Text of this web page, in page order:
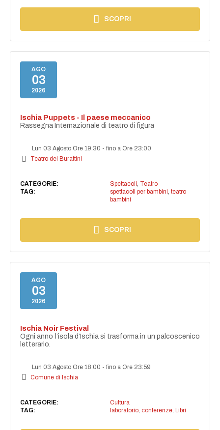
SCOPRI
AGO
03
2026
Ischia Puppets - Il paese meccanico
Rassegna Internazionale di teatro di figura
Lun 03 Agosto Ore 19:30 -fino a Ore 23:00
Teatro dei Burattini
CATEGORIE: Spettacoli, Teatro
TAG:
spettacoli per bambini, teatro
bambini
SCOPRI
AGO
03
2026
Ischia Noir Festival
Ogni anno l’isola d’Ischia si trasforma in un palcoscenico
letterario.
Lun 03 Agosto Ore 18:00 -fino a Ore 23:59
Comune di Ischia
CATEGORIE:
Cultura
TAG:
laboratorio, conferenze, Libri